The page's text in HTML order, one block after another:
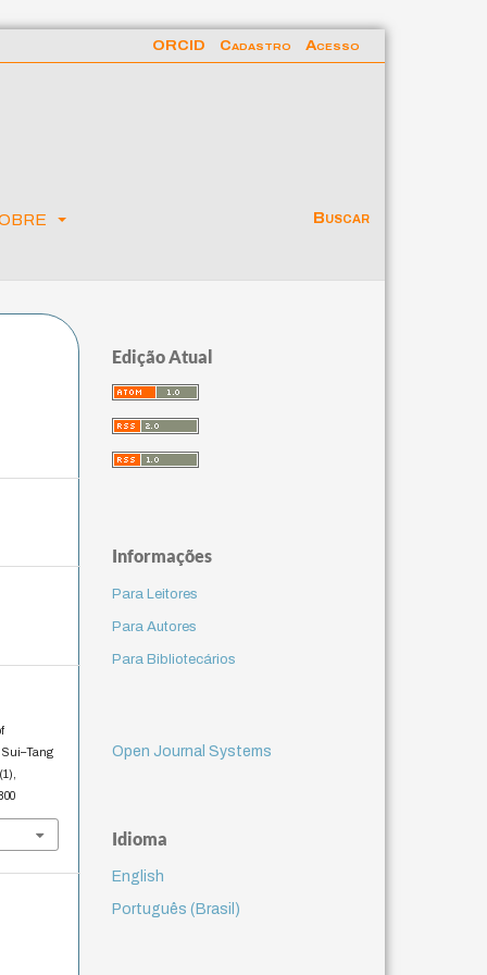
Buscar
ORCID Cadastro Acesso
Sui–Tang
(1),
Edição Atual
Informações
Para Leitores
Para Autores
Para Bibliotecários
Open Journal Systems
Idioma
English
Português (Brasil)